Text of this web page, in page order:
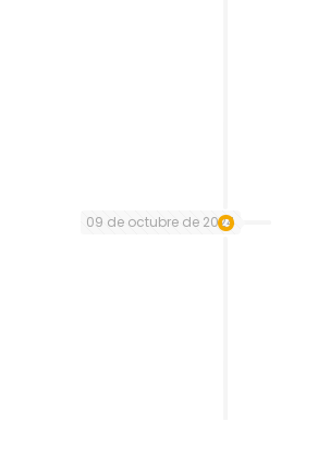
09 de octubre de 2024